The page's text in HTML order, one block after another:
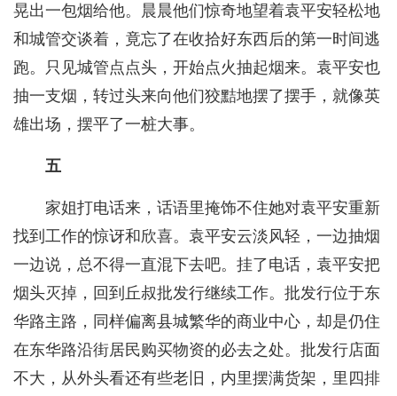
晃出一包烟给他。晨晨他们惊奇地望着袁平安轻松地
和城管交谈着，竟忘了在收拾好东西后的第一时间逃
跑。只见城管点点头，开始点火抽起烟来。袁平安也
抽一支烟，转过头来向他们狡黠地摆了摆手，就像英
雄出场，摆平了一桩大事。
五
家姐打电话来，话语里掩饰不住她对袁平安重新
找到工作的惊讶和欣喜。袁平安云淡风轻，一边抽烟
一边说，总不得一直混下去吧。挂了电话，袁平安把
烟头灭掉，回到丘叔批发行继续工作。批发行位于东
华路主路，同样偏离县城繁华的商业中心，却是仍住
在东华路沿街居民购买物资的必去之处。批发行店面
不大，从外头看还有些老旧，内里摆满货架，里四排